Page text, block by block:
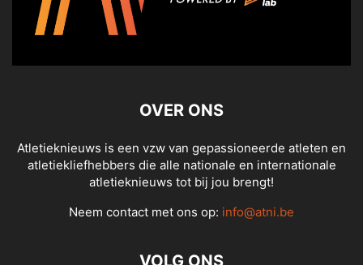
OVER ONS
Atletieknieuws is een vzw van gepassioneerde atleten en
atletiekliefhebbers die alle nationale en internationale
atletieknieuws tot bij jou brengt!
Neem contact met ons op: info@atni.be
VOLG ONS